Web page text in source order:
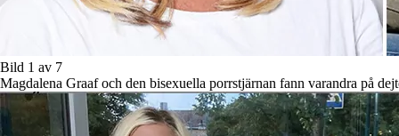
Bild 1 av 7
Magdalena Graaf och den bisexuella porrstjärnan fann varandra på